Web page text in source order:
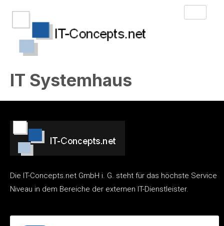
IT Systemhaus
Die IT-Concepts.net GmbH i. G. steht für das höchste Service
Niveau in dem Bereiche der externen IT-Dienstleister.